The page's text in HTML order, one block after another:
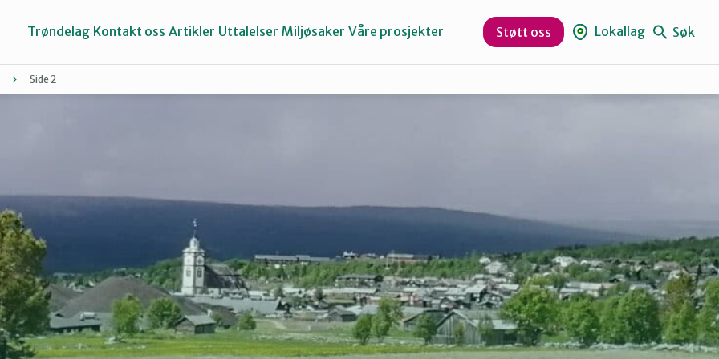
Skaun
Stjørdal og Meråker Trøndelag
Trøndelag Kontakt oss Artikler Uttalelser Miljøsaker Våre prosjekter Støtt oss Lokallag Søk
Side 2